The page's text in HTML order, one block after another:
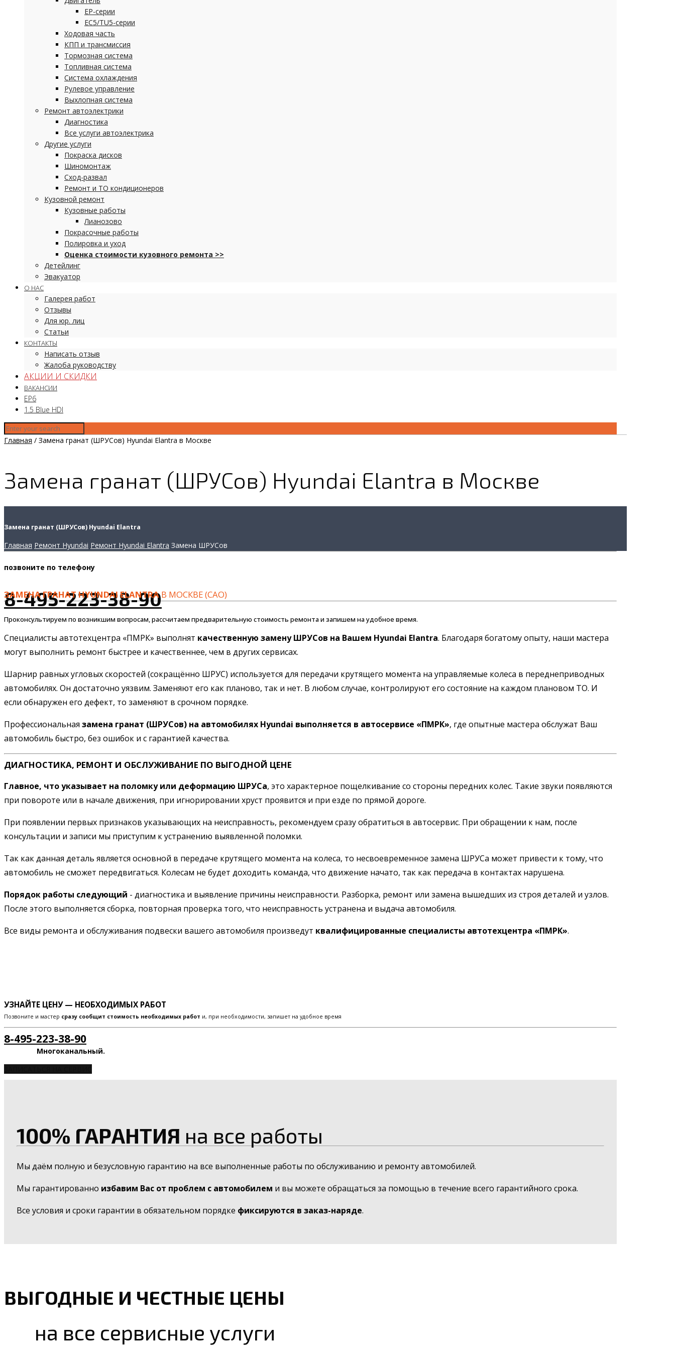
EP-серии
EC5/TU5-серии
Ходовая часть
КПП и трансмиссия
Тормозная система
Топливная система
Система охлаждения
Рулевое управление
Выхлопная система
Ремонт автоэлектрики
Диагностика
Все услуги автоэлектрика
Другие услуги
Покраска дисков
Шиномонтаж
Сход-развал
Ремонт и ТО кондиционеров
Кузовной ремонт
Кузовные работы
Лианозово
Покрасочные работы
Полировка и уход
Оценка стоимости кузовного ремонта >>
Детейлинг
Эвакуатор
О НАС
Галерея работ
Отзывы
Для юр. лиц
Статьи
КОНТАКТЫ
Написать отзыв
Жалоба руководству
АКЦИИ И СКИДКИ
ВАКАНСИИ
EP6
1.5 Blue HDI
Главная / Замена гранат (ШРУСов) Hyundai Elantra в Москве
Замена гранат (ШРУСов) Hyundai Elantra в Москве
Замена гранат (ШРУСов) Hyundai Elantra
Главная Ремонт Hyundai Ремонт Hyundai Elantra Замена ШРУСов
позвоните по телефону
8-495-223-38-90
Проконсультируем по возникшим вопросам, рассчитаем предварительную стоимость ремонта и запишем на удобное время.
ЗАМЕНА ГРАНАТ HYUNDAI ELANTRAВ МОСКВЕ (САО)
Специалисты автотехцентра «ПМРК» выполнят качественную замену ШРУСов на Вашем Hyundai Elantra. Благодаря богатому опыту, наши мастера
могут выполнить ремонт быстрее и качественнее, чем в других сервисах.
Шарнир равных угловых скоростей (сокращённо ШРУС) используется для передачи крутящего момента на управляемые колеса в переднеприводных
автомобилях. Он достаточно уязвим. Заменяют его как планово, так и нет. В любом случае, контролируют его состояние на каждом плановом ТО. И
если обнаружен его дефект, то заменяют в срочном порядке.
Профессиональная замена гранат (ШРУСов) на автомобилях Hyundai выполняется в автосервисе «ПМРК», где опытные мастера обслужат Ваш
автомобиль быстро, без ошибок и с гарантией качества.
ДИАГНОСТИКА, РЕМОНТ И ОБСЛУЖИВАНИЕ ПО ВЫГОДНОЙ ЦЕНЕ
Главное, что указывает на поломку или деформацию ШРУСа, это характерное пощелкивание со стороны передних колес. Такие звуки появляются
при повороте или в начале движения, при игнорировании хруст проявится и при езде по прямой дороге.
При появлении первых признаков указывающих на неисправность, рекомендуем сразу обратиться в автосервис. При обращении к нам, после
консультации и записи мы приступим к устранению выявленной поломки.
Так как данная деталь является основной в передаче крутящего момента на колеса, то несвоевременное замена ШРУСа может привести к тому, что
автомобиль не сможет передвигаться. Колесам не будет доходить команда, что движение начато, так как передача в контактах нарушена.
Порядок работы следующий - диагностика и выявление причины неисправности. Разборка, ремонт или замена вышедших из строя деталей и узлов.
После этого выполняется сборка, повторная проверка того, что неисправность устранена и выдача автомобиля.
Все виды ремонта и обслуживания подвески вашего автомобиля произведут квалифицированные специалисты автотехцентра «ПМРК».
УЗНАЙТЕ ЦЕНУ — НЕОБХОДИМЫХ РАБОТ
Позвоните и мастер сразу сообщит стоимость необходимых работ и, при необходимости, запишет на удобное время
8-495-223-38-90
Многоканальный.
100% ГАРАНТИЯ на все работы
Мы даём полную и безусловную гарантию на все выполненные работы по обслуживанию и ремонту автомобилей.
Мы гарантированно избавим Вас от проблем с автомобилем и вы можете обращаться за помощью в течение всего гарантийного срока.
Все условия и сроки гарантии в обязательном порядке фиксируются в заказ-наряде.
ВЫГОДНЫЕ И ЧЕСТНЫЕ ЦЕНЫ
на все сервисные услуги